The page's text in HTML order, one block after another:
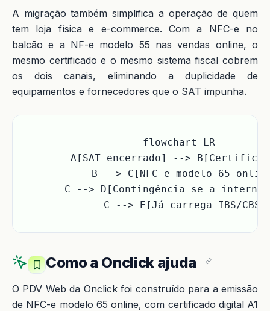
A migração também simplifica a operação de quem
tem loja física e e-commerce. Com a NFC-e no
balcão e a NF-e modelo 55 nas vendas online, o
mesmo certificado e o mesmo sistema fiscal cobrem
os dois canais, eliminando a duplicidade de
equipamentos e fornecedores que o SAT impunha.
flowchart LR
A[SAT encerrado] -->
B --> C[NFC-e modelo 65
C --> D[Contingência se a
  C --> E[Já carrega IBS/CBS]
Como a Onclick ajuda
O PDV Web da Onclick foi construído para a emissão
de NFC-e modelo 65 online, com certificado digital A1